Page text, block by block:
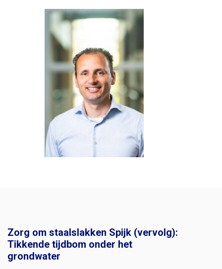
Zorg om staalslakken Spijk (vervolg):
Tikkende tijdbom onder het
grondwater